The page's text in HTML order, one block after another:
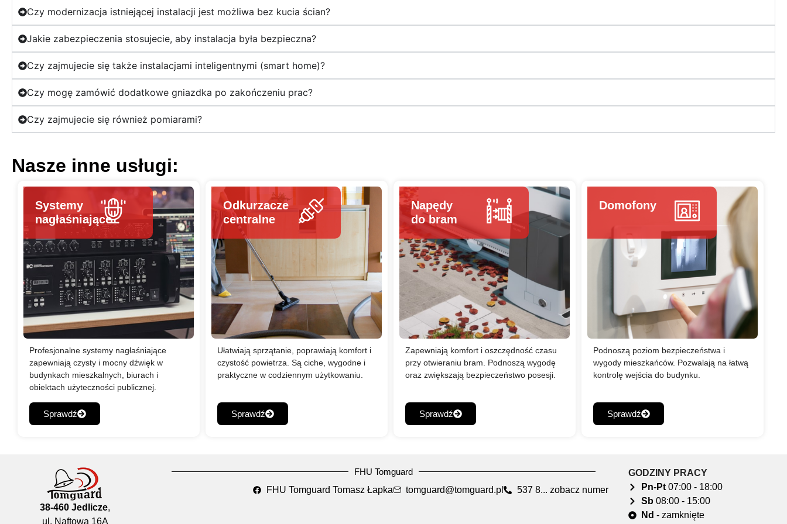
Czy modernizacja istniejącej instalacji jest możliwa bez kucia ścian?
Jakie zabezpieczenia stosujecie, aby instalacja była bezpieczna?
Czy zajmujecie się także instalacjami inteligentnymi (smart home)?
Czy mogę zamówić dodatkowe gniazdka po zakończeniu prac?
Czy zajmujecie się również pomiarami?
Nasze inne usługi:
Systemy
nagłaśniające
Profesjonalne systemy nagłaśniające
zapewniają czysty i mocny dźwięk w
budynkach mieszkalnych, biurach i
obiektach użyteczności publicznej.
Sprawdź
Odkurzacze
centralne
Ułatwiają sprzątanie, poprawiają komfort i
czystość powietrza. Są ciche, wygodne i
praktyczne w codziennym użytkowaniu.
Sprawdź
Napędy
do bram
Zapewniają komfort i oszczędność czasu
przy otwieraniu bram. Podnoszą wygodę
oraz zwiększają bezpieczeństwo posesji.
Sprawdź
Domofony
Podnoszą poziom bezpieczeństwa i
wygody mieszkańców. Pozwalają na łatwą
kontrolę wejścia do budynku.
Sprawdź
38-460 Jedlicze,
ul. Naftowa 16A
FHU Tomguard
537 8... zobacz numer
tomguard@tomguard.pl
FHU Tomguard Tomasz Łapka
GODZINY PRACY
Pn-Pt07:00 - 18:00
Sb 08:00 - 15:00
Nd - zamknięte